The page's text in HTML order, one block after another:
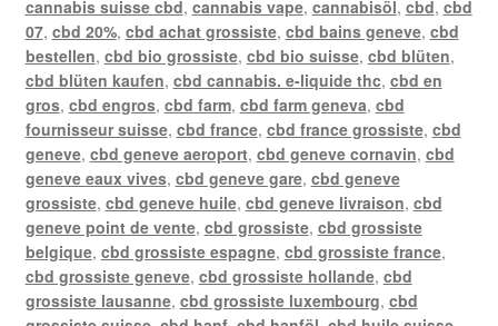
cannabis suisse cbd, cannabis vape, cannabisöl, cbd, cbd
07, cbd 20%, cbd achat grossiste, cbd bains geneve, cbd
bestellen, cbd bio grossiste, cbd bio suisse, cbd blüten,
cbd blüten kaufen, cbd cannabis. e-liquide thc, cbd en
gros, cbd engros, cbd farm, cbd farm geneva, cbd
fournisseur suisse, cbd france, cbd france grossiste, cbd
geneve, cbd geneve aeroport, cbd geneve cornavin, cbd
geneve eaux vives, cbd geneve gare, cbd geneve
grossiste, cbd geneve huile, cbd geneve livraison, cbd
geneve point de vente, cbd grossiste, cbd grossiste
belgique, cbd grossiste espagne, cbd grossiste france,
cbd grossiste geneve, cbd grossiste hollande, cbd
grossiste lausanne, cbd grossiste luxembourg, cbd